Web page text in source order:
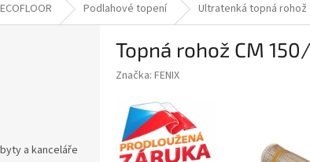
Podlahové topení Ultratenká topná rohož
a kanceláře
Topná rohož CM
Značka: FENIX